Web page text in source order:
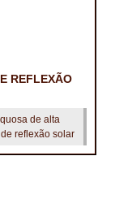
REFLEXÃO
de alta
reflexão solar